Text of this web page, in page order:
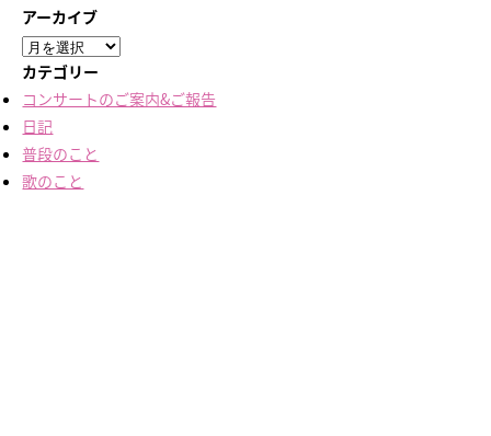
アーカイブ
ア
ー
カ
イ
ブ
カテゴリー
コンサートのご案内&ご報告
日記
普段のこと
歌のこと